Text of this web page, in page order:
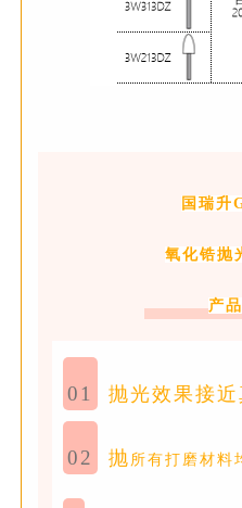
国瑞升
氧化锆抛
产
01 抛光效果接
02 抛 所有打磨材料